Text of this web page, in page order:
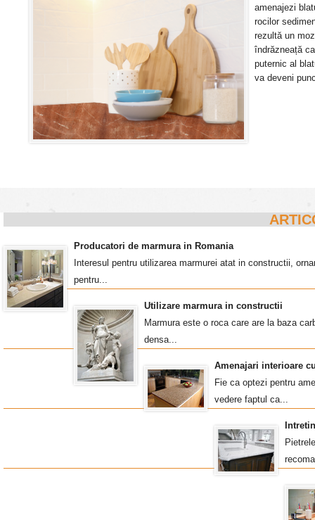
amenajezi
rocilor
rezultă un
îndrăzneață
puternic al
va deveni
Producatori de marmura in Romania
Interesul pentru utilizarea marmurei atat in constructii,
pentru...
Utilizare marmura in constructii
Marmura este o roca care are la baza
densa...
Amenajari interioare
Fie ca optezi pentru
vedere faptul ca...